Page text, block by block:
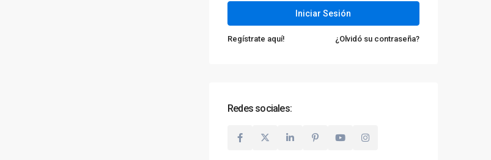
Iniciar Sesión
Regístrate aquí! ¿Olvidó su contraseña?
Redes sociales: